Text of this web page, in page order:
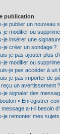
publication
je publier un nouveau
je modifier ou
je insérer une
je créer un sondage ?
je pas ajouter plus
je modifier ou
je pas accéder à un
je pas importer de
reçu un avertissement ?
je signaler des
« Enregistrer
message a-t-il besoin
je remonter mes sujets